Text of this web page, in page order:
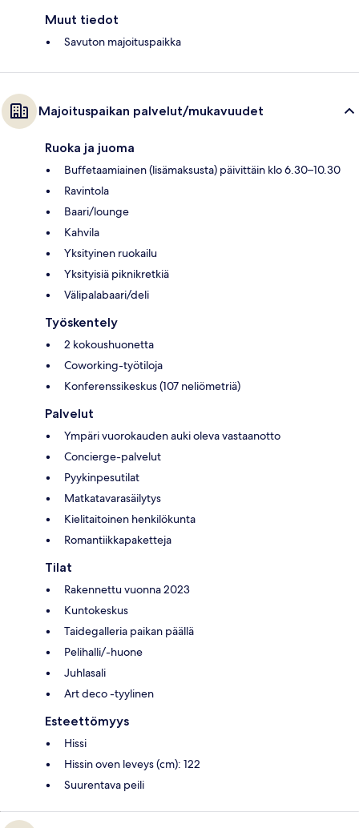
Muut tiedot
Savuton majoituspaikka
Majoituspaikan palvelut/mukavuudet
Ruoka ja juoma
Buffetaamiainen (lisämaksusta) päivittäin klo 6.30–10.30
Ravintola
Baari/lounge
Kahvila
Yksityinen ruokailu
Yksityisiä piknikretkiä
Välipalabaari/deli
Työskentely
2 kokoushuonetta
Coworking-työtiloja
Konferenssikeskus (107 neliömetriä)
Palvelut
Ympäri vuorokauden auki oleva vastaanotto
Concierge-palvelut
Pyykinpesutilat
Matkatavarasäilytys
Kielitaitoinen henkilökunta
Romantiikkapaketteja
Tilat
Rakennettu vuonna 2023
Kuntokeskus
Taidegalleria paikan päällä
Pelihalli/-huone
Juhlasali
Art deco -tyylinen
Esteettömyys
Hissi
Hissin oven leveys (cm): 122
Suurentava peili